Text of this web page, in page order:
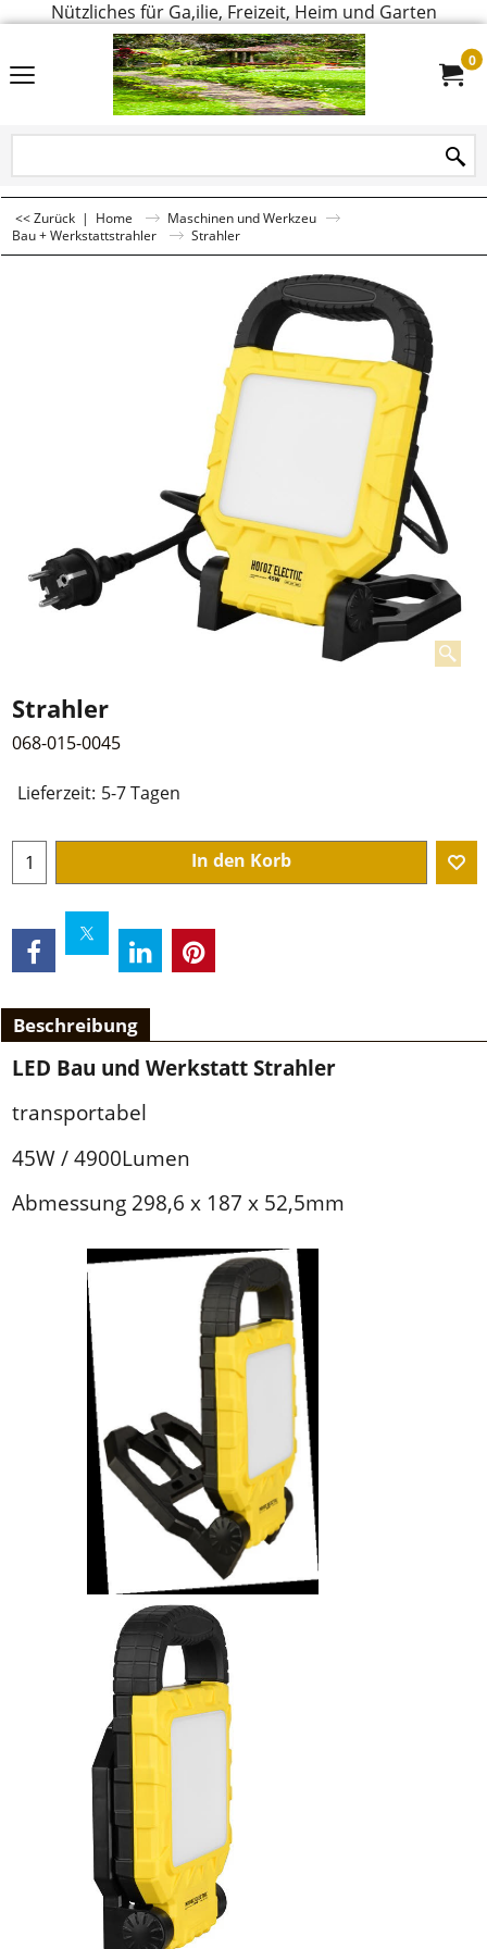
Nützliches für Ga,ilie, Freizeit, Heim und Garten
0
<< Zurück | Home
Maschinen und Werkzeu
Bau + Werkstattstrahler
Strahler
Strahler
068-015-0045
Lieferzeit: 5-7 Tagen
In den Korb
Beschreibung
LED Bau und Werkstatt Strahler
transportabel
45W / 4900Lumen
Abmessung 298,6 x 187 x 52,5mm